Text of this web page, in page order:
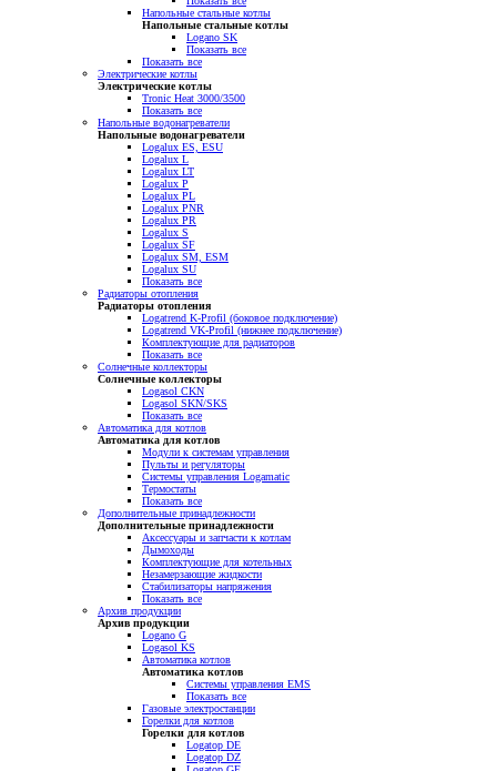
Напольные стальные котлы
Напольные стальные котлы
Logano SK
Показать все
Показать все
Электрические котлы
Электрические котлы
Tronic Heat 3000/3500
Показать все
Напольные водонагреватели
Напольные водонагреватели
Logalux ES, ESU
Logalux L
Logalux LT
Logalux P
Logalux PL
Logalux PNR
Logalux PR
Logalux S
Logalux SF
Logalux SM, ESM
Logalux SU
Показать все
Радиаторы отопления
Радиаторы отопления
Logatrend K-Profil (боковое подключение)
Logatrend VK-Profil (нижнее подключение)
Комплектующие для радиаторов
Показать все
Солнечные коллекторы
Солнечные коллекторы
Logasol CKN
Logasol SKN/SKS
Показать все
Автоматика для котлов
Автоматика для котлов
Модули к системам управления
Пульты и регуляторы
Системы управления Logamatic
Термостаты
Показать все
Дополнительные принадлежности
Дополнительные принадлежности
Аксессуары и запчасти к котлам
Дымоходы
Комплектующие для котельных
Незамерзающие жидкости
Стабилизаторы напряжения
Показать все
Архив продукции
Архив продукции
Logano G
Logasol KS
Автоматика котлов
Автоматика котлов
Системы управления EMS
Показать все
Газовые электростанции
Горелки для котлов
Горелки для котлов
Logatop DE
Logatop DZ